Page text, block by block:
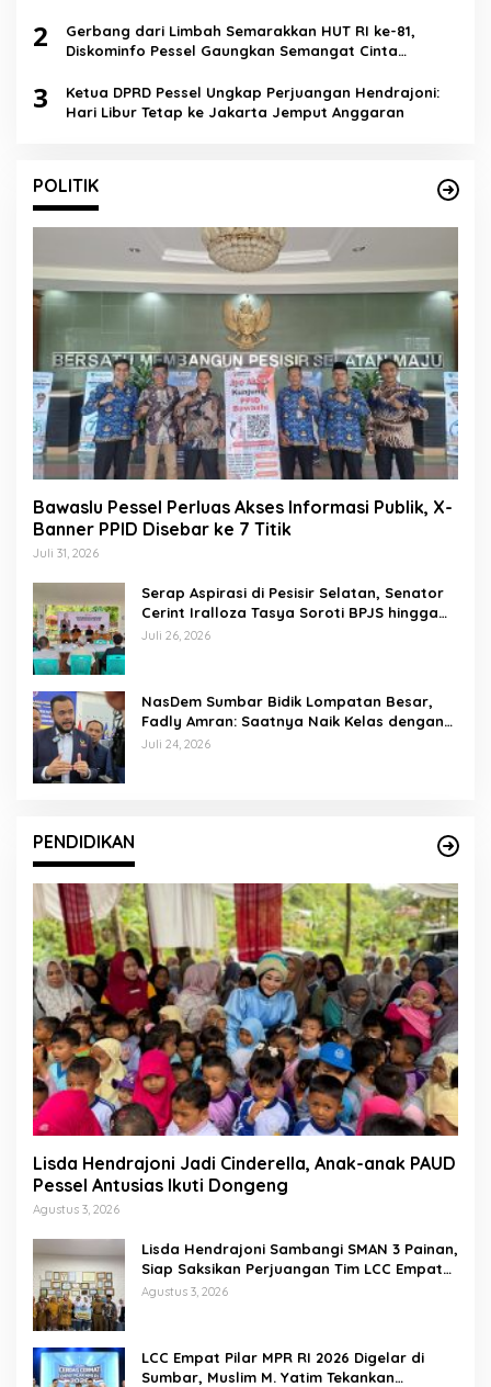
2
Gerbang dari Limbah Semarakkan HUT RI ke-81,
Diskominfo Pessel Gaungkan Semangat Cinta
3
Ketua DPRD Pessel Ungkap Perjuangan Hendrajoni:
Hari Libur Tetap ke Jakarta Jemput Anggaran
POLITIK
Bawaslu Pessel Perluas Akses Informasi Publik, X-
Banner PPID Disebar ke 7 Titik
Juli 31, 2026
Serap Aspirasi di Pesisir Selatan, Senator
Cerint Iralloza Tasya Soroti BPJS hingga
Kurikulum Merdeka
Juli 26, 2026
NasDem Sumbar Bidik Lompatan Besar,
Fadly Amran: Saatnya Naik Kelas dengan
Kader Berkualitas
Juli 24, 2026
PENDIDIKAN
Lisda Hendrajoni Jadi Cinderella, Anak-anak PAUD
Pessel Antusias Ikuti Dongeng
Agustus 3, 2026
Lisda Hendrajoni Sambangi SMAN 3 Painan,
Siap Saksikan Perjuangan Tim LCC Empat
Pilar di Jakarta
Agustus 3, 2026
LCC Empat Pilar MPR RI 2026 Digelar di
Sumbar, Muslim M. Yatim Tekankan